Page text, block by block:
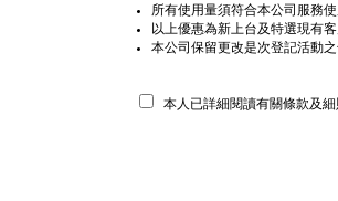
所有使用量須符合本公司服務
以上優惠為新上台及特選現有
本公司保留更改是次登記活動
本人已詳細閱讀有關條款及